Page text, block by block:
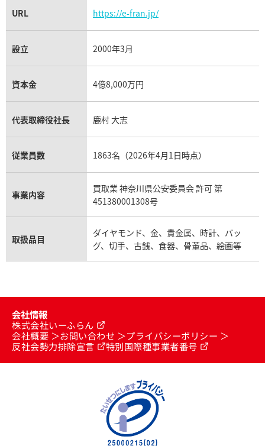
URL https://e-fran.jp/
設立 2000年3月
資本金 4億8,000万円
代表取締役社長 鹿村 大志
従業員数 1863名（2026年4月1日時点）
事業内容
買取業 神奈川県公安委員会 許可 第
451380001308号
取扱品目
ダイヤモンド、金、貴金属、時計、バッ
グ、切手、古銭、食器、骨董品、絵画等
会社情報
株式会社いーふらん
会社概要
お問い合わせ
プライバシーポリシー
反社会勢力排除宣言
特別国際種事業者番号